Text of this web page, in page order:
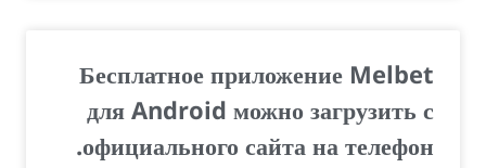
Бесплатное приложение Melbet
для Android можно загрузить с
официального сайта на телефон.